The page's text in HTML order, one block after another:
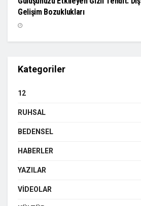
Gelişim Bozuklukları
Kategoriler
12
RUHSAL
BEDENSEL
HABERLER
YAZILAR
VIDEOLAR